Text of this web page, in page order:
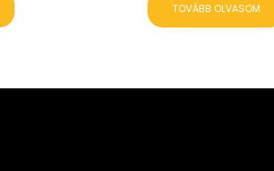
TOVÁBB OLVASOM